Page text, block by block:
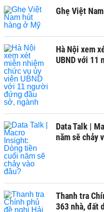
Ghẹ Việt
Hà Nội xem
UBND với 11
Data Talk |
năm sẽ chảy
Thanh tra
363 nhà, đất